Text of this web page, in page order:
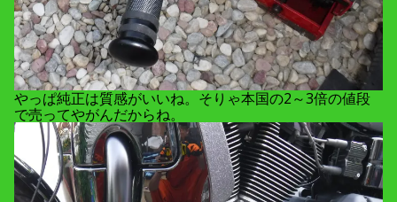
やっぱ純正は質感がいいね。そりゃ本国の2～3倍の値段
で売ってやがんだからね。